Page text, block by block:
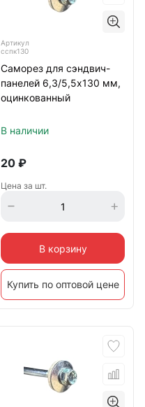
Артикул
сспк130
Саморез для сэндвич-
панелей 6,3/5,5х130 мм,
оцинкованный
В наличии
20 ₽
Цена за шт.
В корзину
Купить по оптовой цене